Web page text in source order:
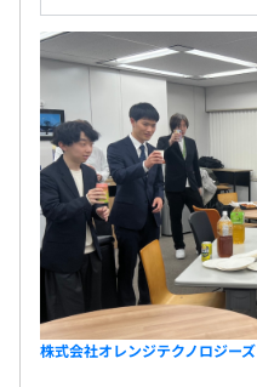
株式会社オレンジテクノロジーズ